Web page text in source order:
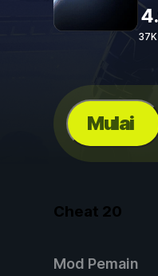
Mulai
Cheat 20
Mod Pemain